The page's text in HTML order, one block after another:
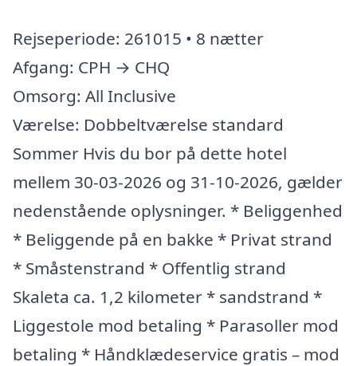
Rejseperiode: 261015 • 8 nætter
Afgang: CPH → CHQ
Omsorg: All Inclusive
Værelse: Dobbeltværelse standard
Sommer Hvis du bor på dette hotel
mellem 30-03-2026 og 31-10-2026, gælder
nedenstående oplysninger. * Beliggenhed
* Beliggende på en bakke * Privat strand
* Småstenstrand * Offentlig strand
Skaleta ca. 1,2 kilometer * sandstrand *
Liggestole mod betaling * Parasoller mod
betaling * Håndklædeservice gratis – mod